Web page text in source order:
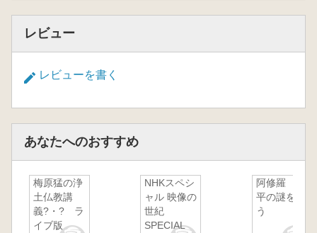
レビュー
レビューを書く
あなたへのおすすめ
梅原猛の浄
土仏教講
義?・? ラ
イブ版
NHKスペシ
ャル 映像の
世紀
SPECIAL
阿修羅 天
平の謎を追
う